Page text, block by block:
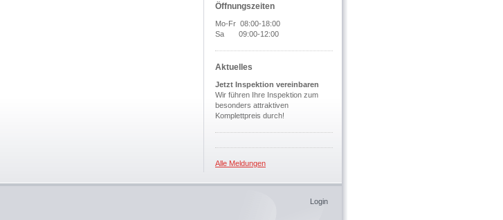
Öffnungszeiten
Mo-Fr 08:00-18:00
Sa 09:00-12:00
Aktuelles
Jetzt Inspektion vereinbaren
Wir führen Ihre Inspektion zum
besonders attraktiven
Komplettpreis durch!
Alle Meldungen
Login